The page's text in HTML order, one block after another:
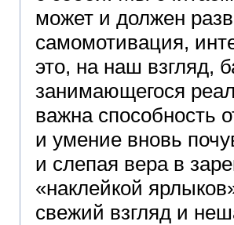
может и должен
самомотивация,
это, на наш взгляд,
занимающегося
важна способность
и умение вновь
и слепая вера в
«наклейкой
свежий взгляд и